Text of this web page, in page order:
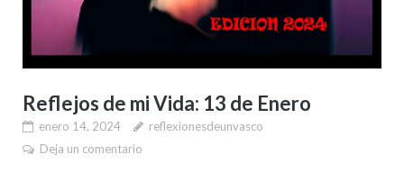
Reflejos de mi Vida: 13 de Enero
enero 14, 2024
reflexionesdeunvasco
Deja un comentario